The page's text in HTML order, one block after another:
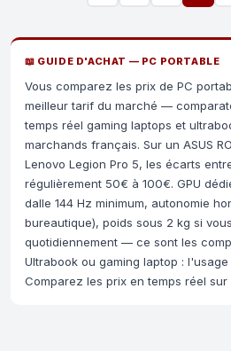
📖 GUIDE D'ACHAT — PC PORTABLE
Vous comparez les prix de PC
meilleur tarif du marché —
temps réel gaming laptops et
marchands français. Sur un ASUS
Lenovo Legion Pro 5, les écarts
régulièrement 50€ à 100€. GPU
dalle 144 Hz minimum, autonomie
bureautique), poids sous 2 kg si
quotidiennement — ce sont les
Ultrabook ou gaming laptop :
Comparez les prix en temps réel